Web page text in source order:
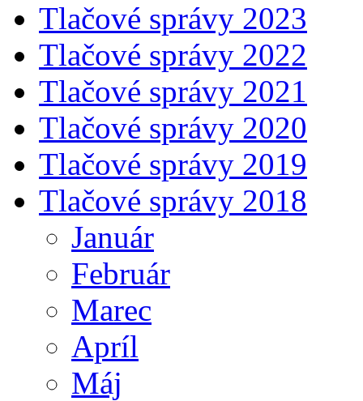
Tlačové správy 2023
Tlačové správy 2022
Tlačové správy 2021
Tlačové správy 2020
Tlačové správy 2019
Tlačové správy 2018
Január
Február
Marec
Apríl
Máj